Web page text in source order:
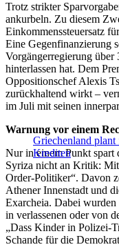
Trotz strikter
ankurbeln. Zu diesem
Einkommenssteuersatz
Eine Gegenfinanzierung
Vorgängerregierung über
hinterlassen hat. Dem
Oppositionschef Alexis
zurückhaltend wirkt –
im Juli mit seinen
Griechenland
Krediten
Warnung vor einem
Nur in einem Punkt spart
Syriza nicht an Kritik:
Order-Politiker“. Davon
Athener Innenstadt und
Exarcheia. Dabei
in verlassenen oder von
„Dass Kinder in Polizei-
Schande für die